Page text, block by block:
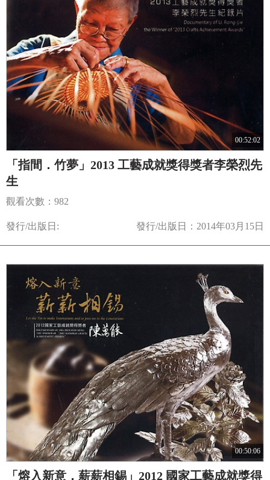
00:52:02
「指間．竹夢」2013 工藝成就獎得獎者李榮烈先
生
觀看次數：982
發行/出版日: 發行/出版日：2014年03月15日
00:50:06
「熔入新意．薪薪相錫」2012 國家工藝成就獎得